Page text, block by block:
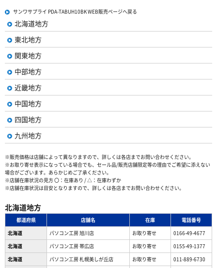
サンワサプライ PDA-TABUH10BK WEB販売ページへ戻る
北海道地方
東北地方
関東地方
中部地方
近畿地方
中国地方
四国地方
九州地方
※販売価格は店舗によって異なりますので、詳しくは各店までお問い合わせください。
※お取り寄せ表示になっている場合でも、セール品/販売店舗限定等の理由でご希望に添えない
場合がございます。あらかじめご了承ください。
※店舗在庫状況の見方 〇：在庫あり / △：在庫わずか
※店舗在庫状況は目安となりますので、詳しくは各店までお問い合わせください。
北海道地方
都道府県 店舗名 在庫
電話番号
北海道
パソコン工房 旭川店 お取り寄せ
0166-49-4677
北海道
パソコン工房 帯広店 お取り寄せ
0155-49-1377
北海道
パソコン⼯房 札幌美しが丘店 お取り寄せ
011-889-6730